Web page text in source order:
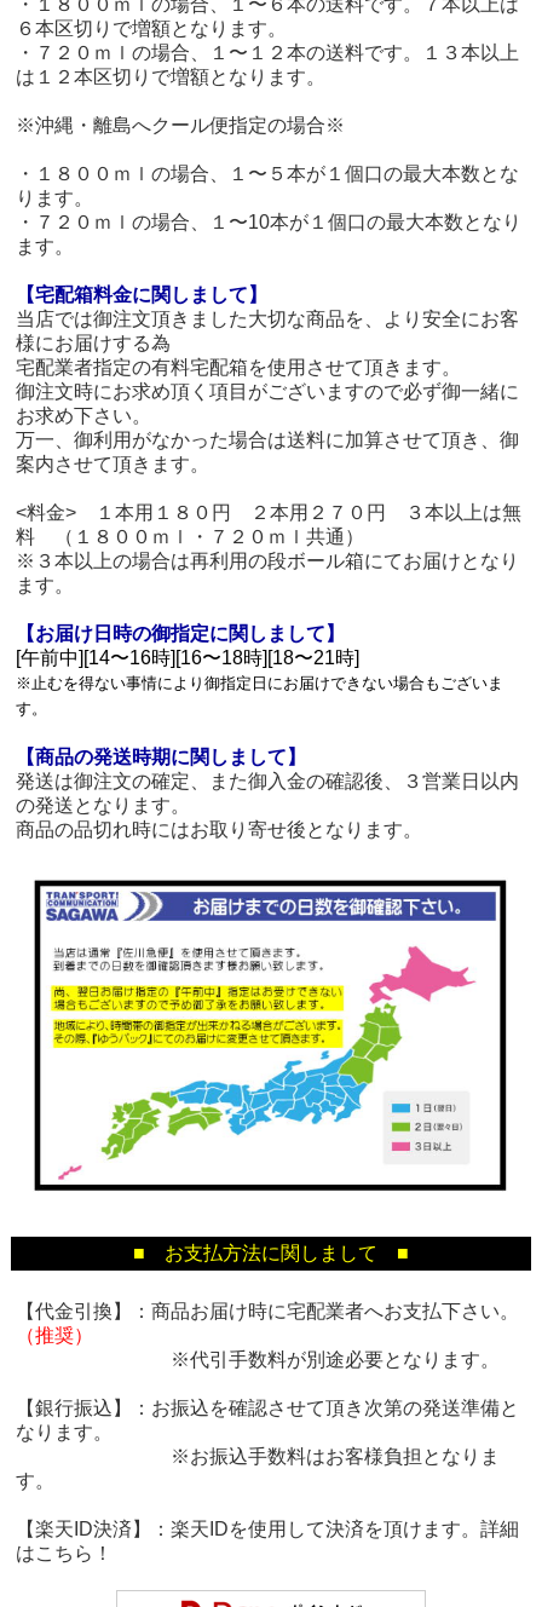
・１８００ｍｌの場合、１〜６本の送料です。７本以上は
６本区切りで増額となります。
・７２０ｍｌの場合、１〜１２本の送料です。１３本以上
は１２本区切りで増額となります。
※沖縄・離島へクール便指定の場合※
・１８００ｍｌの場合、１〜５本が１個口の最大本数とな
ります。
・７２０ｍｌの場合、１〜10本が１個口の最大本数となり
ます。
【宅配箱料金に関しまして】
当店では御注文頂きました大切な商品を、より安全にお客
様にお届けする為
宅配業者指定の有料宅配箱を使用させて頂きます。
御注文時にお求め頂く項目がございますので必ず御一緒に
お求め下さい。
万一、御利用がなかった場合は送料に加算させて頂き、御
案内させて頂きます。
<料金> １本用１８０円 ２本用２７０円 ３本以上は無
料 （１８００ｍｌ・７２０ｍｌ共通）
※３本以上の場合は再利用の段ボール箱にてお届けとなり
ます。
【お届け日時の御指定に関しまして】
[午前中][14〜16時][16〜18時][18〜21時]
※止むを得ない事情により御指定日にお届けできない場合もございま
す。
【商品の発送時期に関しまして】
発送は御注文の確定、また御入金の確認後、３営業日以内
の発送となります。
商品の品切れ時にはお取り寄せ後となります。
■ お支払方法に関しまして ■
【代金引換】：商品お届け時に宅配業者へお支払下さい。
（推奨）
※代引手数料が別途必要となります。
【銀行振込】：お振込を確認させて頂き次第の発送準備と
なります。
※お振込手数料はお客様負担となりま
す。
【楽天ID決済】：楽天IDを使用して決済を頂けます。詳細
はこちら！